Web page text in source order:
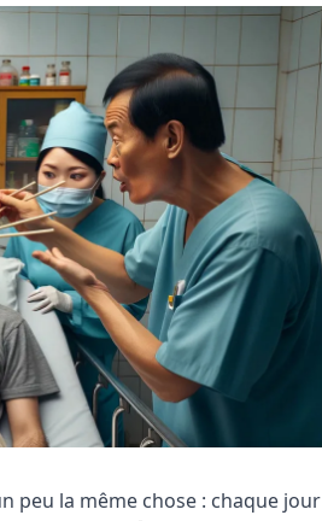
peu la même chose : chaque jour